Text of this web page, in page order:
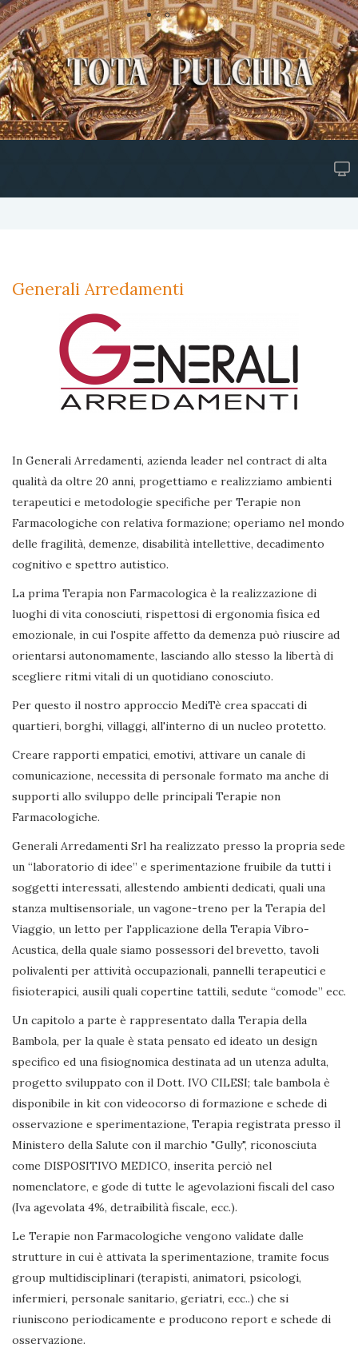
Generali Arredamenti
In Generali Arredamenti, azienda leader nel contract di alta
qualità da oltre 20 anni, progettiamo e realizziamo ambienti
terapeutici e metodologie specifiche per Terapie non
Farmacologiche con relativa formazione; operiamo nel mondo
delle fragilità, demenze, disabilità intellettive, decadimento
cognitivo e spettro autistico.
La prima Terapia non Farmacologica è la realizzazione di
luoghi di vita conosciuti, rispettosi di ergonomia fisica ed
emozionale, in cui l'ospite affetto da demenza può riuscire ad
orientarsi autonomamente, lasciando allo stesso la libertà di
scegliere ritmi vitali di un quotidiano conosciuto.
Per questo il nostro approccio MediTè crea spaccati di
quartieri, borghi, villaggi, all'interno di un nucleo protetto.
Creare rapporti empatici, emotivi, attivare un canale di
comunicazione, necessita di personale formato ma anche di
supporti allo sviluppo delle principali Terapie non
Farmacologiche.
Generali Arredamenti Srl ha realizzato presso la propria sede
un “laboratorio di idee” e sperimentazione fruibile da tutti i
soggetti interessati, allestendo ambienti dedicati, quali una
stanza multisensoriale, un vagone-treno per la Terapia del
Viaggio, un letto per l'applicazione della Terapia Vibro-
Acustica, della quale siamo possessori del brevetto, tavoli
polivalenti per attività occupazionali, pannelli terapeutici e
fisioterapici, ausili quali copertine tattili, sedute “comode” ecc.
Un capitolo a parte è rappresentato dalla Terapia della
Bambola, per la quale è stata pensato ed ideato un design
specifico ed una fisiognomica destinata ad un utenza adulta,
progetto sviluppato con il Dott. IVO CILESI; tale bambola è
disponibile in kit con videocorso di formazione e schede di
osservazione e sperimentazione, Terapia registrata presso il
Ministero della Salute con il marchio "Gully", riconosciuta
come DISPOSITIVO MEDICO, inserita perciò nel
nomenclatore, e gode di tutte le agevolazioni fiscali del caso
(Iva agevolata 4%, detraibilità fiscale, ecc.).
Le Terapie non Farmacologiche vengono validate dalle
strutture in cui è attivata la sperimentazione, tramite focus
group multidisciplinari (terapisti, animatori, psicologi,
infermieri, personale sanitario, geriatri, ecc..) che si
riuniscono periodicamente e producono report e schede di
osservazione.